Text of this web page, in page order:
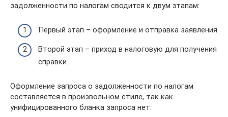
задолженности по налогам сводится к двум этапам:
Первый этап – оформление и отправка заявления
Второй этап – приход в налоговую для получения
справки.
Оформление запроса о задолженности по налогам
составляется в произвольном стиле, так как
унифицированного бланка запроса нет.